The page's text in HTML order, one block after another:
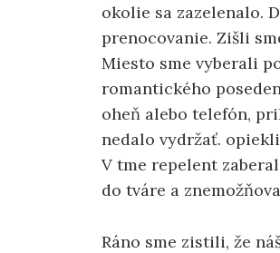
okolie sa zazelenalo.
prenocovanie. Zišli
Miesto sme vyberali
romantického
oheň alebo telefón,
nedalo vydržať.
V tme repelent
do tváre a
Ráno sme zistili, že